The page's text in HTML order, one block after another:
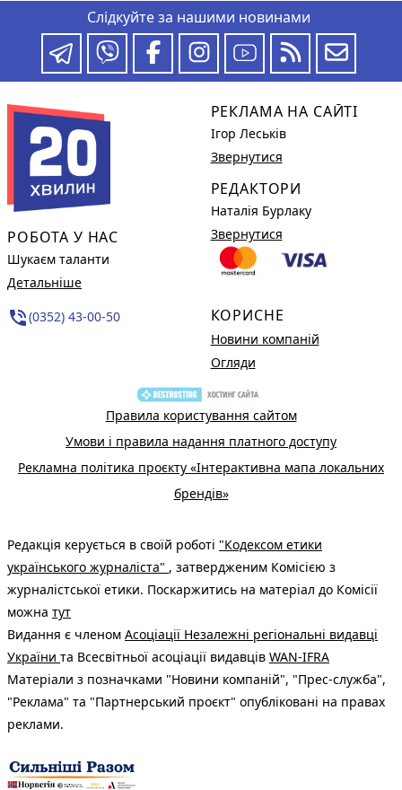
Слідкуйте за нашими новинами
РОБОТА У НАС
Шукаєм таланти
Детальніше
phone_in_talk(0352) 43-00-50
РЕКЛАМА НА САЙТІ
Ігор Леськів
Звернутися
РЕДАКТОРИ
Наталія Бурлаку
Звернутися
КОРИСНЕ
Новини компаній
Огляди
Правила користування сайтом
Умови і правила надання платного доступу
Рекламна політика проєкту «Інтерактивна мапа локальних
брендів»
Редакція керується в своїй роботі "Кодексом етики
українського журналіста" , затвердженим Комісією з
журналістської етики. Поскаржитись на матеріал до Комісії
можна тут
Видання є членом Асоціації Незалежні регіональні видавці
України та Всесвітньої асоціації видавців WAN-IFRA
Матеріали з позначками "Новини компаній", "Прес-служба",
"Реклама" та "Партнерський проєкт" опубліковані на правах
реклами.